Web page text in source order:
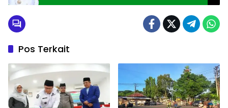
Pos Terkait